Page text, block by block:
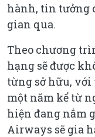
hành, tin tưởng
gian qua.
Theo chương
hạng sẽ được
từng sở hữu,
một năm kể từ
hiện đang nắm
Airways sẽ gia